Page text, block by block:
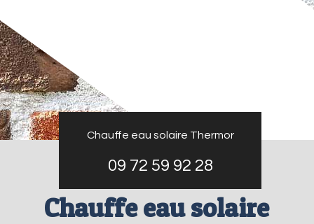
Chauffe eau solaire Thermor
09 72 59 92 28
Chauffe eau solaire